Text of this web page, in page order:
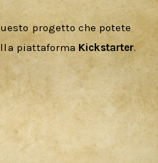
progetto che potete
piattaforma Kickstarter.